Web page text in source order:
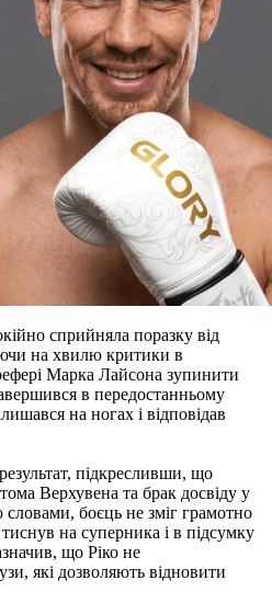
сприйняла поразку від
на хвилю критики в
Марка Лайсона зупинити
в передостанньому
на ногах і відповідав
підкресливши, що
Верхувена та брак досвіду у
боєць не зміг грамотно
на суперника і в підсумку
що Ріко не
які дозволяють відновити